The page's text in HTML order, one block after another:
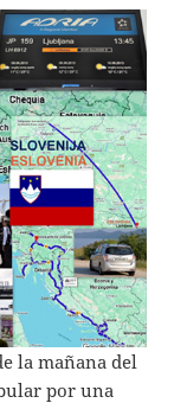
la mañana del
por una